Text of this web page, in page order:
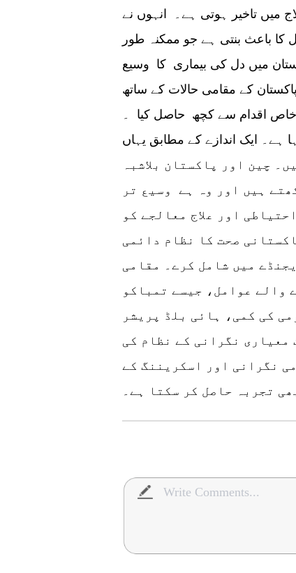
میں تاخیر ہوتی ہے۔ انہوں نے
باعث بنتی ہے جو ممکنہ طور
میں دل کی بیماری کا وسیع
پاکستان کے مقامی حالات کے ساتھ
خاص اقدام سے کچھ حاصل کیا ۔
ایک اندازے کے مطابق یہاں
چین اور پاکستان بلاشبہ
ہیں اور وہ ہے وسیع تر
اور علاج معالجے کو
صحت کا نظام دائمی
میں شامل کرے۔ مقامی
والے عوامل، جیسے تمباکو
کی کمی، ہائی بلڈ پریشر
معیاری نگرانی کے نظام کی
نگرانی اور اسکریننگ کے
تجربہ حاصل کر سکتا ہے۔